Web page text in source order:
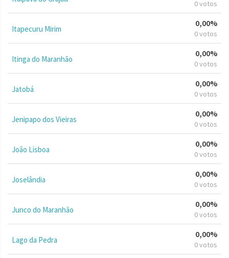
0 votos
Itapecuru Mirim
0,00%
0 votos
Itinga do Maranhão
0,00%
0 votos
Jatobá
0,00%
0 votos
Jenipapo dos Vieiras
0,00%
0 votos
João Lisboa
0,00%
0 votos
Joselândia
0,00%
0 votos
Junco do Maranhão
0,00%
0 votos
Lago da Pedra
0,00%
0 votos